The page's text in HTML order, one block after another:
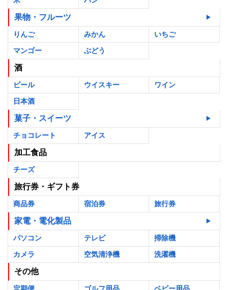
果物・フルーツ
りんご みかん
いちご
マンゴー
ぶどう
酒
ビール ウイスキー
ワイン
日本酒
菓子・スイーツ
チョコレート アイス
加工食品
チーズ
旅行券・ギフト券
商品券 宿泊券 旅行券
家電・電化製品
パソコン テレビ
掃除機
カメラ
空気清浄機 洗濯機
その他